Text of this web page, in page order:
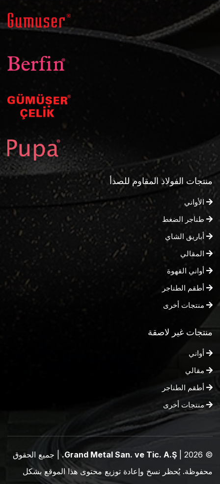
منتجات الفولاذ المقاوم للصدأ
الأواني
طناجر الضغط
أباريق الشاي
المقالي
أواني القهوة
أطقم الطناجر
منتجات أخرى
منتجات غير لاصقة
أواني
مقالي
أطقم الطناجر
منتجات أخرى
© 2026 |
Grand Metal San. ve Tic. A.Ş. | جميع الحقوق
محفوظة.يُحظر نسخ وإعادة توزيع محتوى هذا الموقع بشكل